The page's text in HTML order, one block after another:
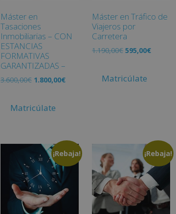
Máster en
Tasaciones
Inmobiliarias – CON
ESTANCIAS
FORMATIVAS
GARANTIZADAS –
3.600,00€ 1.800,00€
Matricúlate
Máster en Tráfico de
Viajeros por
Carretera
1.190,00€ 595,00€
Matricúlate
¡Rebaja! ¡Rebaja!